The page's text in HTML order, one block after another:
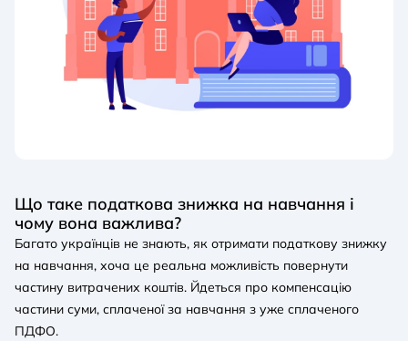
Що таке податкова знижка на навчання і
чому вона важлива?
Багато українців не знають, як отримати податкову знижку
на навчання, хоча це реальна можливість повернути
частину витрачених коштів. Йдеться про компенсацію
частини суми, сплаченої за навчання з уже сплаченого
ПДФО.